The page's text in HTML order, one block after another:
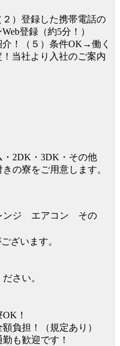
２）登録した携帯電話の
登録（約5分！）
介！（５）条件OK→働く
当社より入社のご案内
2DK・3DK・その他
の寮をご用意します。
ジ エアコン その
ざいます。
さい。
！
負担！（規定あり）
も歓迎です！